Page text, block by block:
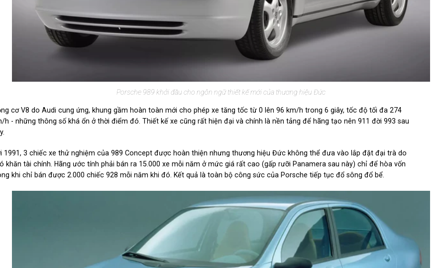
Porsche 989 khởi đầu cho ngôn ngữ thiết kế mới của thương hiệu Đức
cơ V8 do Audi cung ứng, khung gầm hoàn toàn mới cho phép xe tăng tốc từ 0 lên 96 km/h trong 6 giây, tốc độ tối đa 274
h - những thông số khá ổn ở thời điểm đó. Thiết kế xe cũng rất hiện đại và chính là nền tảng để hãng tạo nên 911 đời 993 sau
1991, 3 chiếc xe thử nghiệm của 989 Concept được hoàn thiện nhưng thương hiệu Đức không thể đưa vào lắp đặt đại trà do
khăn tài chính. Hãng ước tính phải bán ra 15.000 xe mỗi năm ở mức giá rất cao (gấp rưỡi Panamera sau này) chỉ để hòa vốn
khi chỉ bán được 2.000 chiếc 928 mỗi năm khi đó. Kết quả là toàn bộ công sức của Porsche tiếp tục đổ sông đổ bể.